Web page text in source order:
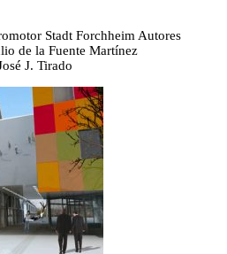
Stadt Forchheim Autores
de la Fuente Martínez
J. Tirado